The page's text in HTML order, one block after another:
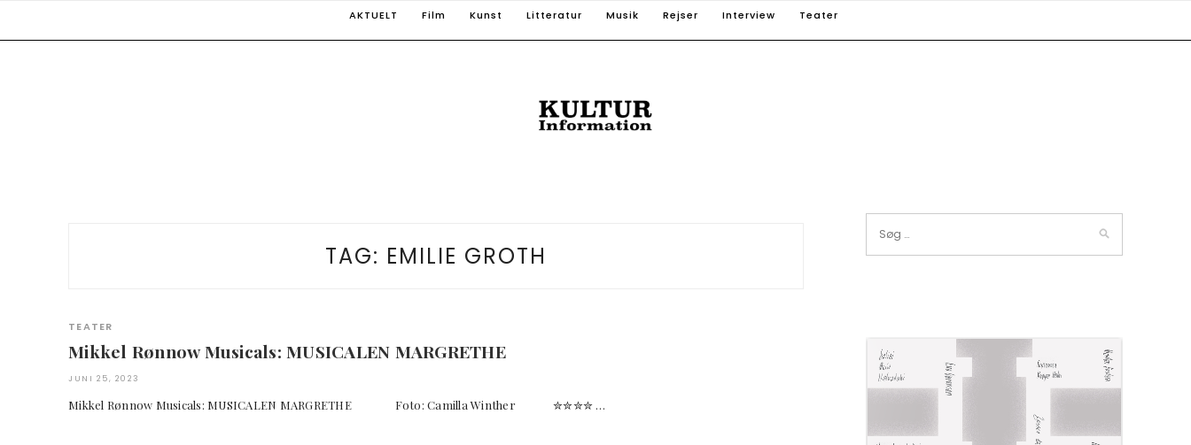
AKTUELT Film Kunst Litteratur Musik Rejser Interview Teater
TAG: EMILIE GROTH
TEATER
Mikkel Rønnow Musicals: MUSICALEN MARGRETHE
JUNI 25, 2023
Mikkel Rønnow Musicals: MUSICALEN MARGRETHE Foto: Camilla Winther ✮✮✮✮ …